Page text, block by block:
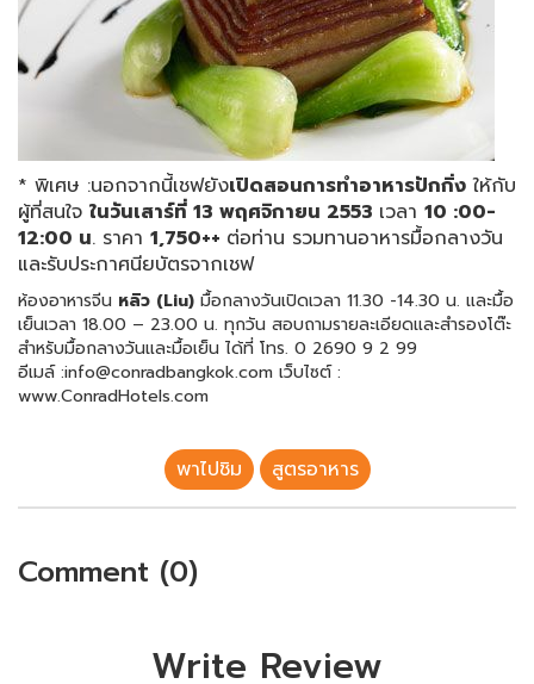
* พิเศษ :นอกจากนี้เชฟยังเปิดสอนการทำอาหารปักกิ่ง ให้กับ
ผู้ที่สนใจ ในวันเสาร์ที่ 13 พฤศจิกายน 2553 เวลา 10 :00-
12:00 น. ราคา 1,750++ ต่อท่าน รวมทานอาหารมื้อกลางวัน
และรับประกาศนียบัตรจากเชฟ
ห้องอาหารจีน หลิว (Liu) มื้อกลางวันเปิดเวลา 11.30 -14.30 น. และมื้อ
เย็นเวลา 18.00 – 23.00 น. ทุกวัน สอบถามรายละเอียดและสำรองโต๊ะ
สำหรับมื้อกลางวันและมื้อเย็น ได้ที่ โทร. 0 2690 9 2 99
อีเมล์ :info@conradbangkok.com เว็บไซต์ :
www.ConradHotels.com
พาไปชิม สูตรอาหาร
Comment (0)
Write Review